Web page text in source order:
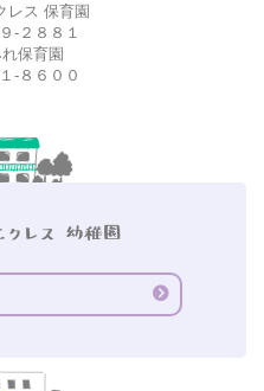
レス 保育園
-２８８１
保育園
-８６００